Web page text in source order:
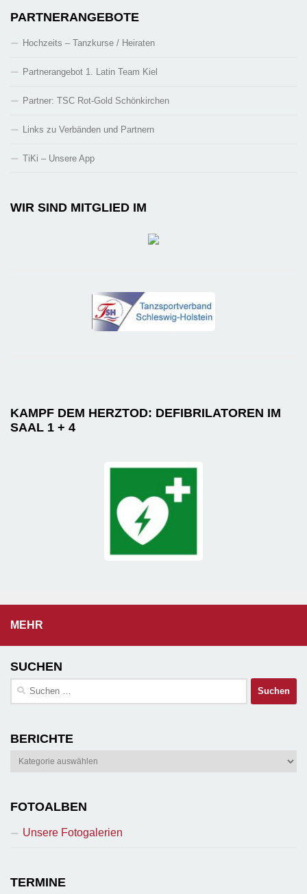
PARTNERANGEBOTE
Hochzeits – Tanzkurse / Heiraten
Partnerangebot 1. Latin Team Kiel
Partner: TSC Rot-Gold Schönkirchen
Links zu Verbänden und Partnern
TiKi – Unsere App
WIR SIND MITGLIED IM
KAMPF DEM HERZTOD: DEFIBRILATOREN IM
SAAL 1 + 4
MEHR
SUCHEN
Suchen
BERICHTE
Berichte
FOTOALBEN
Unsere Fotogalerien
TERMINE